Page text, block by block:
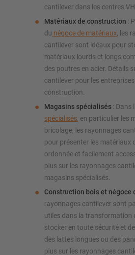
cantilever dans les centres
Matériaux de construction :
du négoce de matériaux , les
cantilever sont idéaux pour
matériaux lourds et longs
des poutres en acier. Détails
cantilever pour les
construction.
Magasins spécialisés : Dans
spécialisés , en particulier les
bricolage, les rayonnages
pour présenter les matériaux
ordonnée et facilement
plus sur les rayonnages
magasins spécialisés.
Construction bois et négoce
rayonnages cantilever sont
utiles dans la transformation
stocker en toute sécurité et
des lattes longues ou des
plus sur les rayonnages